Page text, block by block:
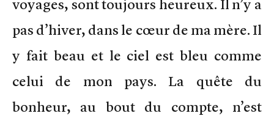
voyages, sont toujours heureux. Il n’y a
pas d’hiver, dans le cœur de ma mère. Il
y fait beau et le ciel est bleu comme
celui de mon pays. La quête du
bonheur, au bout du compte, n’est